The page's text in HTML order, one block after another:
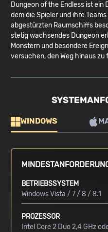
Dungeon of the Endless ist
dem die Spieler und ihre
abgestürzten Raumschiffs
stetig wachsendes Dungeon
Monstern und besondere
versuchen, den Weg hinaus zu
WINDOWS
BETRIEBSSYSTEM
Windows Vista / 7 / 8 / 8.1
PROZESSOR
Intel Core 2 Duo 2,4 GHz